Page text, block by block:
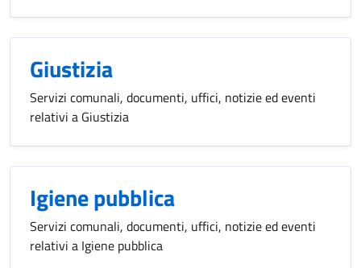
Giustizia
Servizi comunali, documenti, uffici, notizie ed eventi
relativi a Giustizia
Igiene pubblica
Servizi comunali, documenti, uffici, notizie ed eventi
relativi a Igiene pubblica